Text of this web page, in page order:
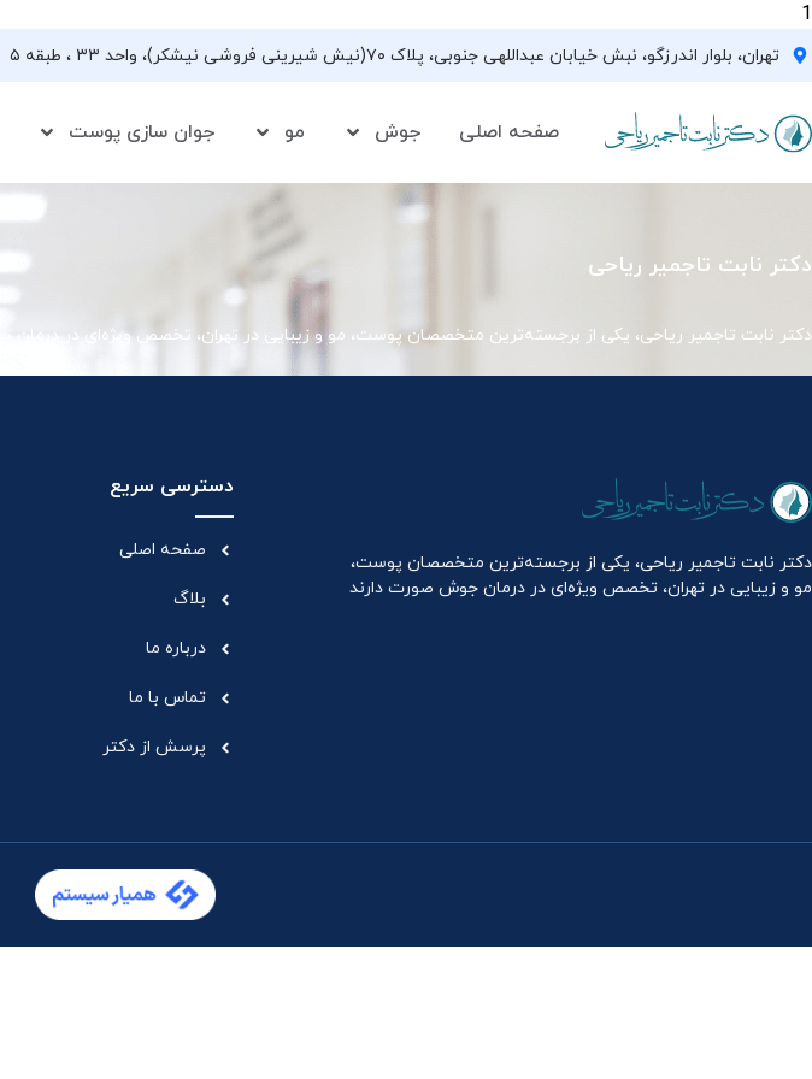
1
تهران، بلوار اندرزگو، نبش خیابان عبداللهی جنوبی، پلاک ۷۰(نیش شیرینی فروشی نیشکر)، واحد ۳۳ ، طبقه ۵
صفحه اصلی جوش مو جوان سازی پوست
دکتر نابت تاجمیر ریاحی
دکتر نابت تاجمیر ریاحی، یکی از برجسته‌ترین متخصصان پوست، مو و زیبایی در تهران، تخصص ویژه‌ای در درمان
دکتر نابت تاجمیر ریاحی، یکی از برجسته‌ترین متخصصان پوست،
مو و زیبایی در تهران، تخصص ویژه‌ای در درمان جوش صورت دارند
دسترسی سریع
صفحه اصلی
بلاگ
درباره ما
تماس با ما
پرسش از دکتر